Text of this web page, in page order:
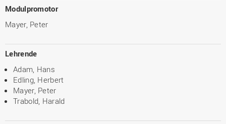
Modulpromotor
Mayer, Peter
Lehrende
Adam, Hans
Edling, Herbert
Mayer, Peter
Trabold, Harald